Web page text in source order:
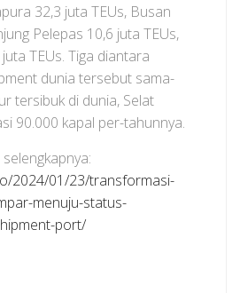
32,3 juta TEUs, Busan
Pelepas 10,6 juta TEUs,
TEUs. Tiga diantara
dunia tersebut sama-
tersibuk di dunia, Selat
90.000 kapal per-tahunnya.
2024/01/23/transformasi-
menuju-status-
port/